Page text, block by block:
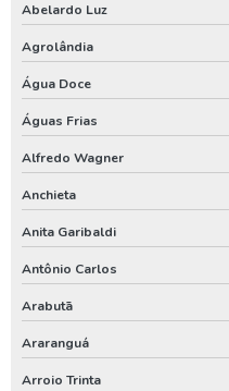
Outorga de poço artesiano
Outorga de poço tubular
Outorga para perfuração de
Perfuração de poço
Perfuração de poço artesiano
Perfuração de poço artesiano
Perfuração de poço artesiano valor
Abelardo Luz
Agrolândia
Água Doce
Águas Frias
Alfredo Wagner
Anchieta
Anita Garibaldi
Antônio Carlos
Arabutã
Araranguá
Arroio Trinta